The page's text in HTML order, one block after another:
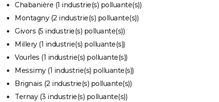
FORUM
Bricolage
Lifestyle
Culture
Sport
Auto
Television
Voyage
Cinema
Chabanière (1 industrie(s) polluante(s))
Montagny (2 industrie(s) polluante(s))
Givors (5 industrie(s) polluante(s))
Millery (1 industrie(s) polluante(s))
Vourles (1 industrie(s) polluante(s))
Messimy (1 industrie(s) polluante(s))
Brignais (2 industrie(s) polluante(s))
Ternay (3 industrie(s) polluante(s))